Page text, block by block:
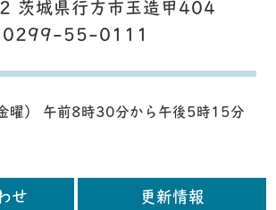
茨城県行方市玉造甲404
0299-55-0111
曜） 午前8時30分から午後5時15分
せ 更新情報